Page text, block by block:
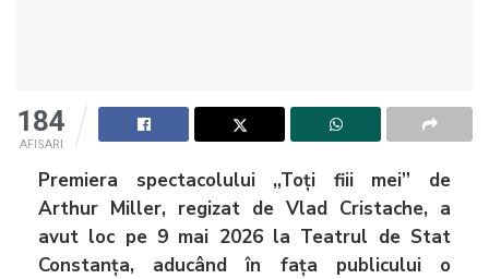
184
AFISARI
Premiera spectacolului „Toți fiii mei” de
Arthur Miller, regizat de Vlad Cristache, a
avut loc pe 9 mai 2026 la Teatrul de Stat
Constanța, aducând în fața publicului o